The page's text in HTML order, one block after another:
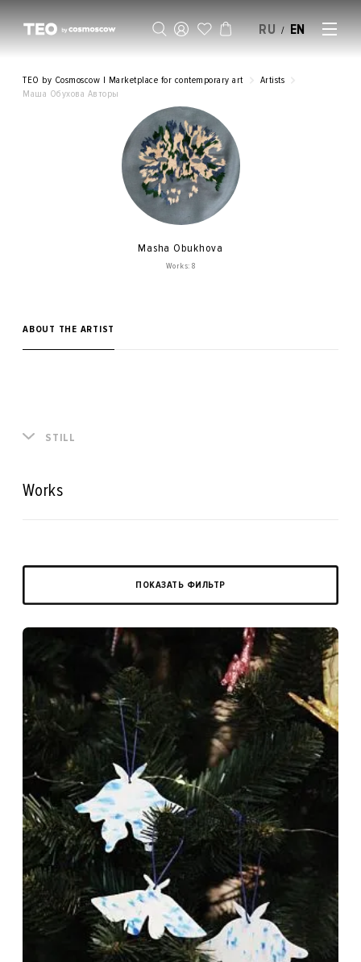
RU / EN
TEO by Cosmoscow | Marketplace for contemporary art
Artists
Маша Обухова Авторы
Masha Obukhova
Works: 8
ABOUT THE ARTIST
STILL
Works
ПОКАЗАТЬ ФИЛЬТР